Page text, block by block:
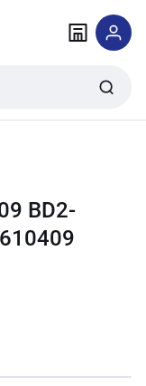
BD2-